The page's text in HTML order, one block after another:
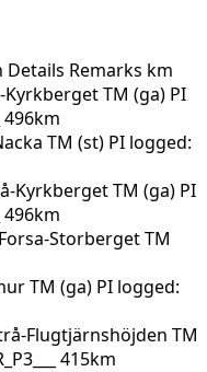
Details Remarks km
Kyrkberget TM (ga) PI
496km
TM (st) PI logged:
Kyrkberget TM (ga) PI
496km
Storberget TM
TM (ga) PI logged:
Flugtjärnshöjden TM
415km